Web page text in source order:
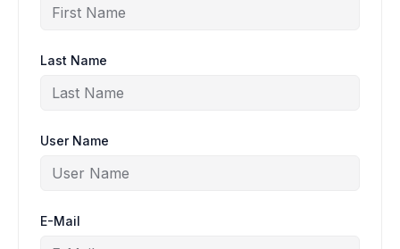
Last Name
User Name
E-Mail